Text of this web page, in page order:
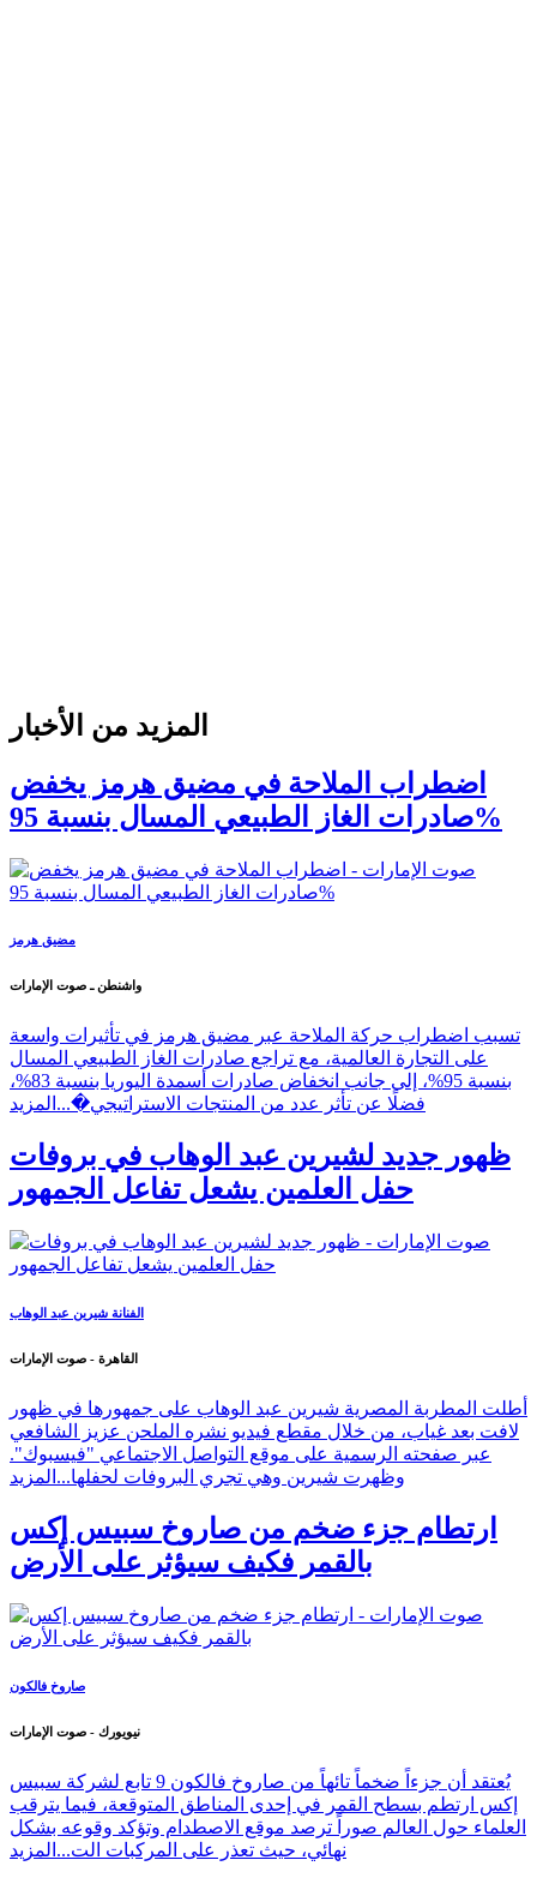
المزيد من الأخبار
اضطراب الملاحة في مضيق هرمز يخفض
صادرات الغاز الطبيعي المسال بنسبة 95%
مضيق هرمز
واشنطن ـ صوت الإمارات
تسبب اضطراب حركة الملاحة عبر مضيق هرمز في تأثيرات واسعة
على التجارة العالمية، مع تراجع صادرات الغاز الطبيعي المسال
بنسبة 95%، إلى جانب انخفاض صادرات أسمدة اليوريا بنسبة 83%،
فضلًا عن تأثر عدد من المنتجات الاستراتيجي�... المزيد
ظهور جديد لشيرين عبد الوهاب في بروفات
حفل العلمين يشعل تفاعل الجمهور
الفنانة شيرين عبد الوهاب
القاهرة - صوت الإمارات
أطلت المطربة المصرية شيرين عبد الوهاب على جمهورها في ظهور
لافت بعد غياب، من خلال مقطع فيديو نشره الملحن عزيز الشافعي
عبر صفحته الرسمية على موقع التواصل الاجتماعي "فيسبوك".
وظهرت شيرين وهي تجري البروفات لحفلها... المزيد
ارتطام جزء ضخم من صاروخ سبيس إكس
بالقمر فكيف سيؤثر على الأرض
صاروخ فالكون
نيويورك - صوت الإمارات
يُعتقد أن جزءاً ضخماً تائهاً من صاروخ فالكون 9 تابع لشركة سبيس
إكس ارتطم بسطح القمر في إحدى المناطق المتوقعة، فيما يترقب
العلماء حول العالم صوراً ترصد موقع الاصطدام وتؤكد وقوعه بشكل
نهائي، حيث تعذر على المركبات الت... المزيد